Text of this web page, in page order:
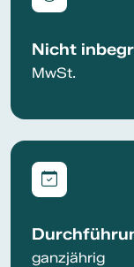
Nicht
MwSt.
ganzjährig